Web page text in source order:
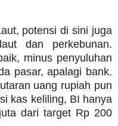
potensi di sini juga
dan perkebunan.
minus penyuluhan
pasar, apalagi bank.
uang rupiah pun
kas keliling, BI hanya
dari target Rp 200